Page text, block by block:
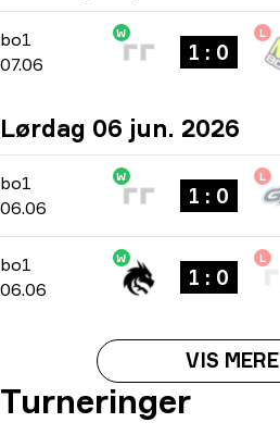
bo1
bo1
07.06
W
1 : 0
L
Lørdag 06 jun. 2026
bo1
bo1
06.06
W
1 : 0
L
bo1
bo1
06.06
W
1 : 0
L
VIS MERE
Turneringer